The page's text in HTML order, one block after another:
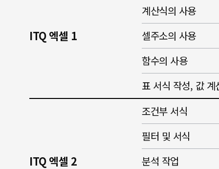
ITQ 엑셀 1
계산식의 사용
셀주소의 사용
함수의 사용
표 서식 작성, 값 계
ITQ 엑셀 2
조건부 서식
필터 및 서식
분석 작업